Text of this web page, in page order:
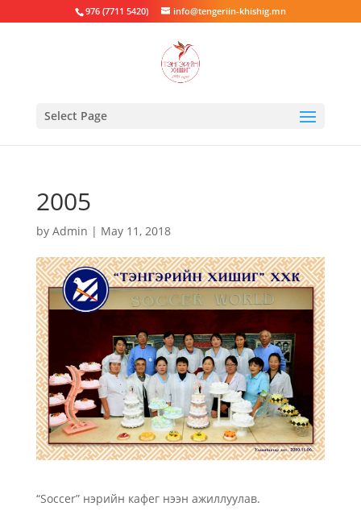
976 (7711 5420) info@tengeriin-khishig.mn
Select Page
2005
by Admin | May 11, 2018
“Soccer” нэрийн кафег нээн ажиллуулав.